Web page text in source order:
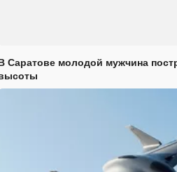
Саратове молодой мужчина